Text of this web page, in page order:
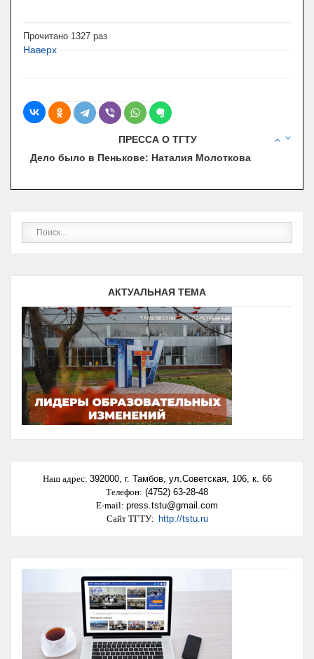
Прочитано 1327 раз
Наверх
ПРЕССА О ТГТУ
В ТАМБОВЕ ПЛАНИРУЮТ ОТКРЫТЬ МУЗЕЙ
Дело было в Пенькове: Наталия Молоткова
Вторая жизнь бытовых отходов
СТАЖИРОВКУ
ПРЕПОДАВАТЕЛЬ ТЕХНИЧЕСКОГО УНИВЕРСИТЕТА
ВЫШЛА В ПОЛУФИНАЛ ВСЕРОССИЙСКОГО
КОНКУРСА «ПР…
БЕСПИЛОТНЫХ ВОЗДУШНЫХ …
Проект музея наличников разрабатывают в
Студенты ТГТУ разработали проект тамбовского
Музея наличников
АКТУАЛЬНАЯ ТЕМА
Наш адрес: 392000, г. Тамбов, ул.Советская, 106, к. 66
Телефон: (4752) 63-28-48
E-mail: press.tstu@gmail.com
Сайт ТГТУ: http://tstu.ru